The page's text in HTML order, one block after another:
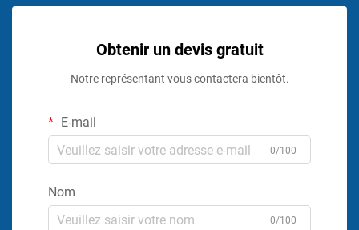
Obtenir un devis gratuit
Notre représentant vous contactera bientôt.
E-mail
0/100
Nom
0/100